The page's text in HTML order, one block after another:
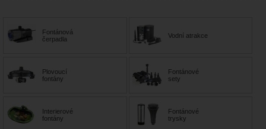
Fontánová
čerpadla
Vodní atrakce
Plovoucí
fontány
Fontánové
sety
Interierové
fontány
Fontánové
trysky